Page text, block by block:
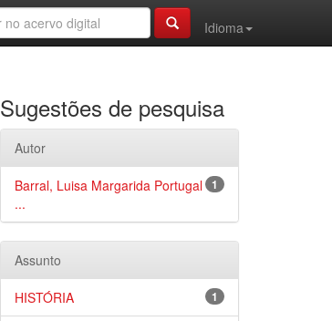
Idioma
Sugestões de pesquisa
Autor
1
Barral, Luisa Margarida Portugal
...
Assunto
1
HISTÓRIA